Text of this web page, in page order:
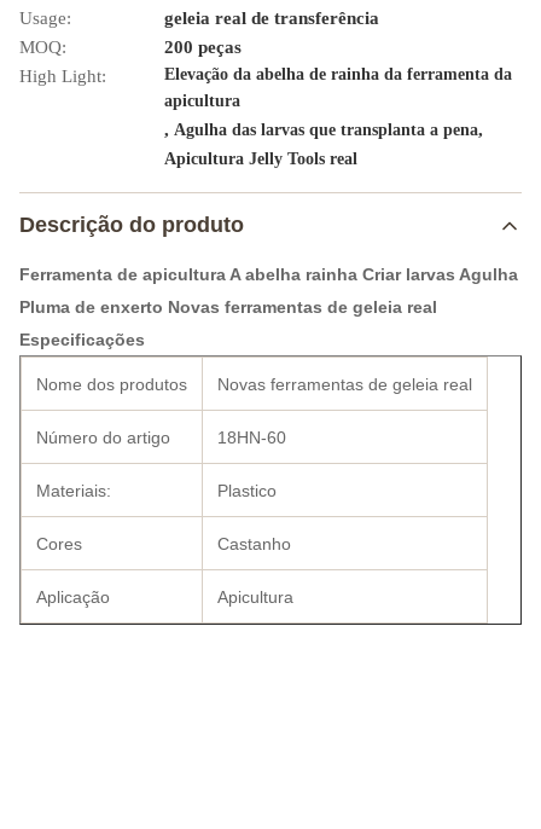
Usage:
geleia real de transferência
MOQ:
200 peças
High Light:
Elevação da abelha de rainha da ferramenta da
apicultura
, Agulha das larvas que transplanta a pena,
Apicultura Jelly Tools real
Descrição do produto
Ferramenta de apicultura A abelha rainha Criar larvas Agulha
Pluma de enxerto Novas ferramentas de geleia real
Especificações
Nome dos produtos Novas ferramentas de geleia real
Número do artigo 18HN-60
Materiais: Plastico
Cores Castanho
Aplicação Apicultura